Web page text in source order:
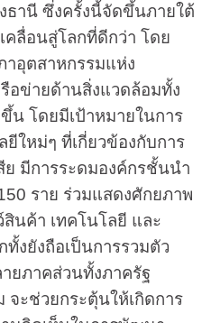
ธานี ซึ่งครั้งนี้จัดขึ้นภายใต้
คลื่อนสู่โลกที่ดีกว่า โดย
าอุตสาหกรรมแห่ง
อข่ายด้านสิ่งแวดล้อมทั้ง
น โดยมีเป้าหมายในการ
ยีใหม่ๆ ที่เกี่ยวข้องกับการ
ย มีการระดมองค์กรชั้นนำ
ราย ร่วมแสดงศักยภาพ
นค้า เทคโนโลยี และ
งยังถือเป็นการรวมตัว
ยภาคส่วนทั้งภาครัฐ
จะช่วยกระตุ้นให้เกิดการ